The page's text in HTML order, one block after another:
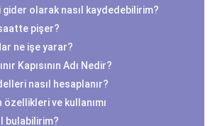
gider olarak nasıl kaydedebilirim?
pişer?
ne işe yarar?
Kapısının Adı Nedir?
nasıl hesaplanır?
özellikleri ve kullanımı
bulabilirim?